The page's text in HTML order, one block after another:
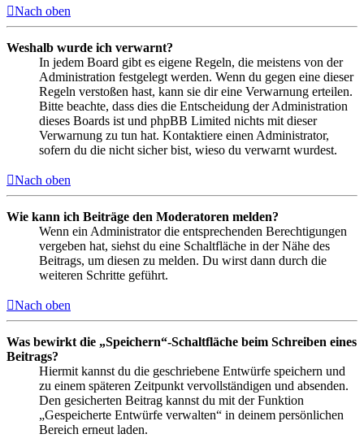
Nach oben
Weshalb wurde ich verwarnt?
In jedem Board gibt es eigene Regeln, die meistens von der
Administration festgelegt werden. Wenn du gegen eine dieser
Regeln verstoßen hast, kann sie dir eine Verwarnung erteilen.
Bitte beachte, dass dies die Entscheidung der Administration
dieses Boards ist und phpBB Limited nichts mit dieser
Verwarnung zu tun hat. Kontaktiere einen Administrator,
sofern du die nicht sicher bist, wieso du verwarnt wurdest.
Nach oben
Wie kann ich Beiträge den Moderatoren melden?
Wenn ein Administrator die entsprechenden Berechtigungen
vergeben hat, siehst du eine Schaltfläche in der Nähe des
Beitrags, um diesen zu melden. Du wirst dann durch die
weiteren Schritte geführt.
Nach oben
Was bewirkt die „Speichern“-Schaltfläche beim Schreiben eines
Beitrags?
Hiermit kannst du die geschriebene Entwürfe speichern und
zu einem späteren Zeitpunkt vervollständigen und absenden.
Den gesicherten Beitrag kannst du mit der Funktion
„Gespeicherte Entwürfe verwalten“ in deinem persönlichen
Bereich erneut laden.